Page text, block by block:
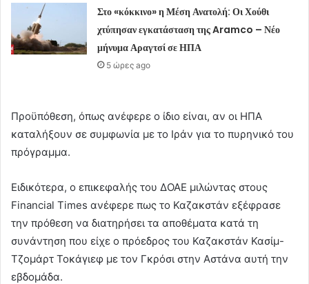
Στο «κόκκινο» η Μέση Ανατολή: Οι Χούθι
χτύπησαν εγκατάσταση της Aramco – Νέο
μήνυμα Αραγτσί σε ΗΠΑ
5 ώρες ago
Προϋπόθεση, όπως ανέφερε ο ίδιο είναι, αν οι ΗΠΑ
καταλήξουν σε συμφωνία με το Ιράν για το πυρηνικό του
πρόγραμμα.
Ειδικότερα, ο επικεφαλής του ΔΟΑΕ μιλώντας στους
Financial Times ανέφερε πως το Καζακστάν εξέφρασε
την πρόθεση να διατηρήσει τα αποθέματα κατά τη
συνάντηση που είχε ο πρόεδρος του Καζακστάν Κασίμ-
Τζομάρτ Τοκάγιεφ με τον Γκρόσι στην Αστάνα αυτή την
εβδομάδα.